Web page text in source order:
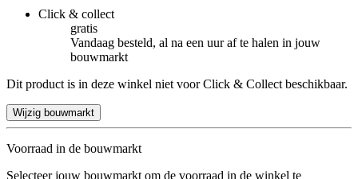
Click & collect
gratis
Vandaag besteld, al na een uur af te halen in jouw
bouwmarkt
Dit product is in deze winkel niet voor Click & Collect beschikbaar.
Wijzig bouwmarkt
Voorraad in de bouwmarkt
Selecteer jouw bouwmarkt om de voorraad in de winkel te